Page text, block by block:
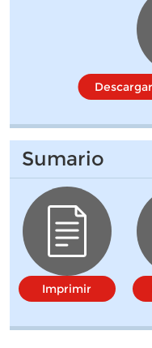
Sumario
Imprimir